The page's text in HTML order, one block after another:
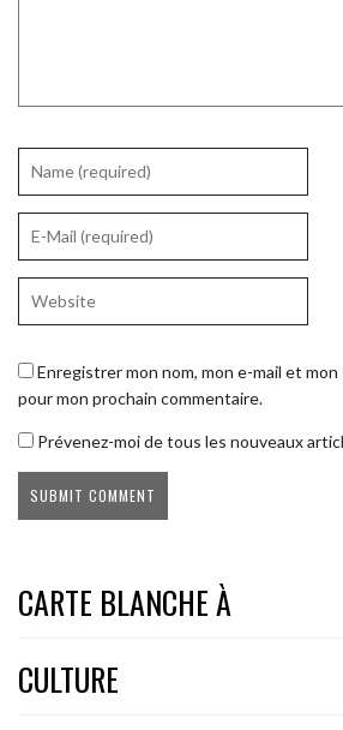
Enregistrer mon nom, mon e-mail et
pour mon prochain commentaire.
Prévenez-moi de tous les nouveaux
CARTE BLANCHE À
CULTURE